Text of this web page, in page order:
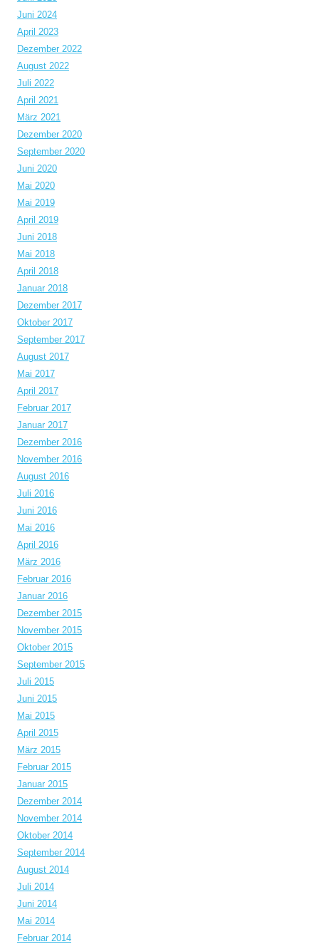
Juni 2024
April 2023
Dezember 2022
August 2022
Juli 2022
April 2021
März 2021
Dezember 2020
September 2020
Juni 2020
Mai 2020
Mai 2019
April 2019
Juni 2018
Mai 2018
April 2018
Januar 2018
Dezember 2017
Oktober 2017
September 2017
August 2017
Mai 2017
April 2017
Februar 2017
Januar 2017
Dezember 2016
November 2016
August 2016
Juli 2016
Juni 2016
Mai 2016
April 2016
März 2016
Februar 2016
Januar 2016
Dezember 2015
November 2015
Oktober 2015
September 2015
Juli 2015
Juni 2015
Mai 2015
April 2015
März 2015
Februar 2015
Januar 2015
Dezember 2014
November 2014
Oktober 2014
September 2014
August 2014
Juli 2014
Juni 2014
Mai 2014
Februar 2014